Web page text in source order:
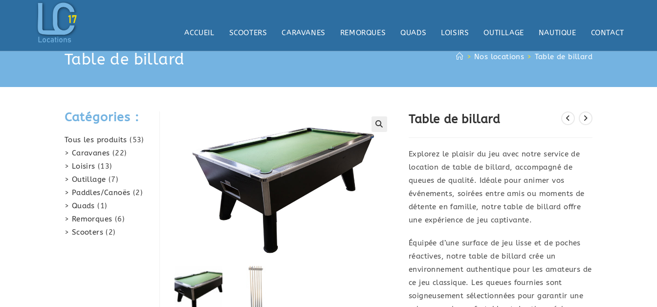
ACCUEIL SCOOTERS CARAVANES REMORQUES QUADS LOISIRS OUTILLAGE NAUTIQUE CONTACT
Table de billard > Nos locations > Table de billard
Table de billard
Explorez le plaisir du jeu avec notre service de
location de table de billard, accompagné de
queues de qualité. Idéale pour animer vos
événements, soirées entre amis ou moments de
détente en famille, notre table de billard offre
une expérience de jeu captivante.
Équipée d’une surface de jeu lisse et de poches
réactives, notre table de billard crée un
environnement authentique pour les amateurs de
ce jeu classique. Les queues fournies sont
soigneusement sélectionnées pour garantir une
Catégories :
Tous les produits 5353
Caravanes 2222
Loisirs 1313
produits
Outillage 77
produits
Paddles/Canoës 22
Quads 11
produit
Remorques 66
Scooters 22